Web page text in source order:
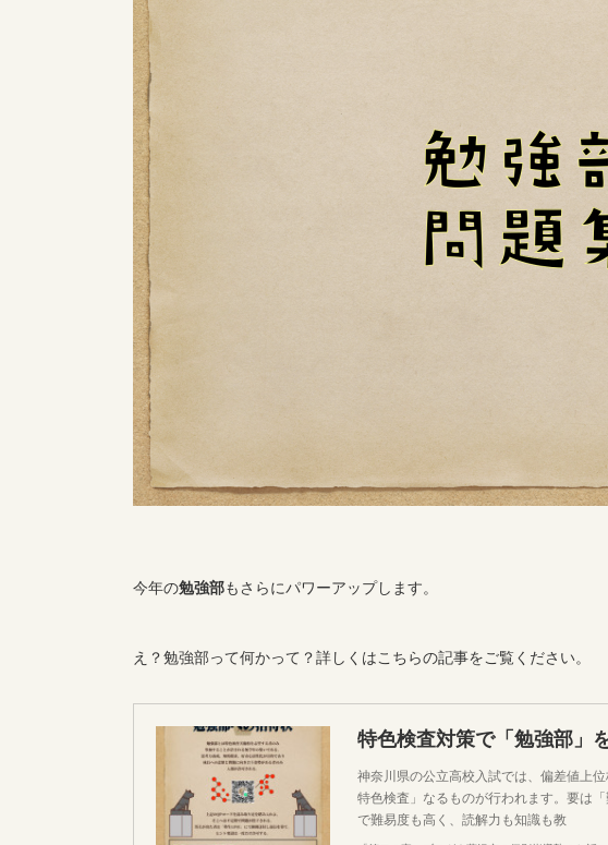
今年の勉強部もさらにパワーアップします。
え？勉強部って何かって？詳しくはこちらの記事をご覧ください。
特色検査対策で「勉強部」
神奈川県の公立高校入試では、偏差値上
特色検査」なるものが行われます。要は
で難易度も高く、読解力も知識も教